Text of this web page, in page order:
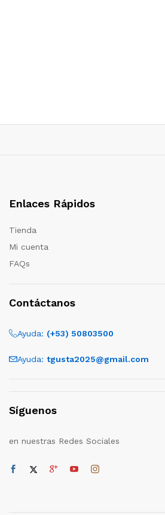
Enlaces Rápidos
Tienda
Mi cuenta
FAQs
Contáctanos
Ayuda: (+53) 50803500
Ayuda: tgusta2025@gmail.com
Síguenos
en nuestras Redes Sociales